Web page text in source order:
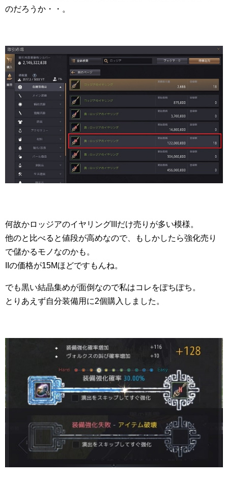
のだろうか・・。
何故かロッジアのイヤリングIIIだけ売りが多い模様。
他のと比べると値段が高めなので、もしかしたら強化売り
で儲かるモノなのかも。
IIの価格が15Mほどですもんね。
でも黒い結晶集めが面倒なので私はコレをぽちぽち。
とりあえず自分装備用に2個購入しました。